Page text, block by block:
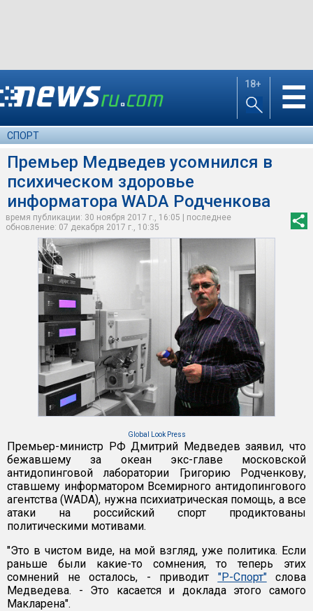
18+ ☰
СПОРТ
Премьер Медведев усомнился в
психическом здоровье
информатора WADA Родченкова
время публикации: 30 ноября 2017 г., 16:05 | последнее
обновление: 07 декабря 2017 г., 10:35
Global Look Press
Премьер-министр РФ Дмитрий Медведев заявил, что
бежавшему за океан экс-главе московской
антидопинговой лаборатории Григорию Родченкову,
ставшему информатором Всемирного антидопингового
агентства (WADA), нужна психиатрическая помощь, а все
атаки на российский спорт продиктованы
политическими мотивами.
"Это в чистом виде, на мой взгляд, уже политика. Если
раньше были какие-то сомнения, то теперь этих
сомнений не осталось, - приводит "Р-Спорт"слова
Медведева. - Это касается и доклада этого самого
Макларена".